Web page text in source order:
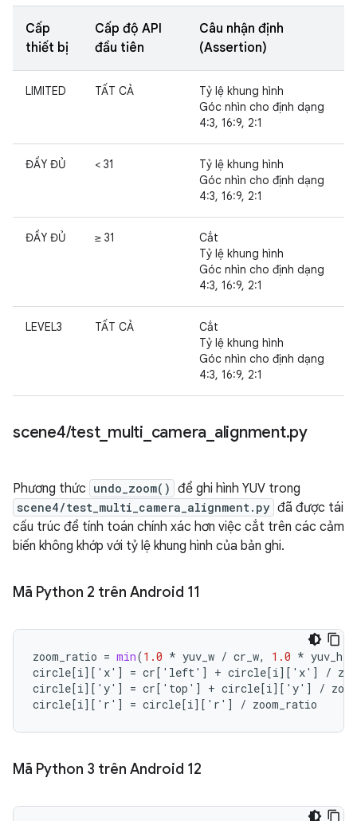
Cấp
thiết bị
Cấp độ API
đầu tiên
Câu nhận định
(Assertion)
LIMITED TẤT CẢ
Tỷ lệ khung hình
Góc nhìn cho định dạng
4:3, 16:9, 2:1
ĐẦY ĐỦ < 31
Tỷ lệ khung hình
Góc nhìn cho định dạng
4:3, 16:9, 2:1
ĐẦY ĐỦ ≥ 31
Cắt
Tỷ lệ khung hình
Góc nhìn cho định dạng
4:3, 16:9, 2:1
LEVEL3 TẤT CẢ
Cắt
Tỷ lệ khung hình
Góc nhìn cho định dạng
4:3, 16:9, 2:1
scene4/test_ multi camera alignment.py
Phương thức undo_zoom() để ghi hình YUV trong
scene4/test_multi_camera_alignment.py đã được tái
cấu trúc để tính toán chính xác hơn việc cắt trên các cảm
biến không khớp với tỷ lệ khung hình của bản ghi.
Mã Python 2 trên Android 11
zoom_ratio = min(1.0 * yuv_w / cr_w, 1.0 * yuv_h
circle[i][ 'x' ] = cr[ 'left' ] + circle[i][ 'x' ] /
circle[i][ 'y' ] = cr[ 'top' ] + circle[i][ 'y' ] /
circle[i][ 'r' ] = circle[i][ 'r' ] / zoom_ratio
Mã Python 3 trên Android 12